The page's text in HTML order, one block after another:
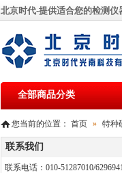
全部商品分类
北京时代-提供适合您的检测仪
您当前的位置： 首页 » 特种
联系我们
联系电话：010-51287010/